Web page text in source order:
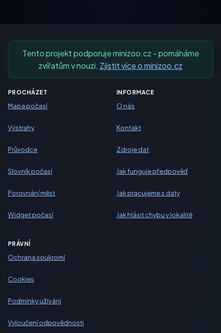
Tento projekt podporuje minizoo.cz - pomáháme
zvířatům v nouzi. Zjistit více o minizoo.cz
PROCHÁZET
Mapa počasí
Výstrahy
Průvodce
Slovník počasí
Porovnání měst
Widget počasí
INFORMACE
O nás
Kontakt
Zdroje dat
Jak funguje předpověď
Jak pracujeme s daty
Jak hlásit chybu v lokalitě
PRÁVNÍ
Ochrana soukromí
Cookies
Podmínky užívání
Vyloučení odpovědnosti